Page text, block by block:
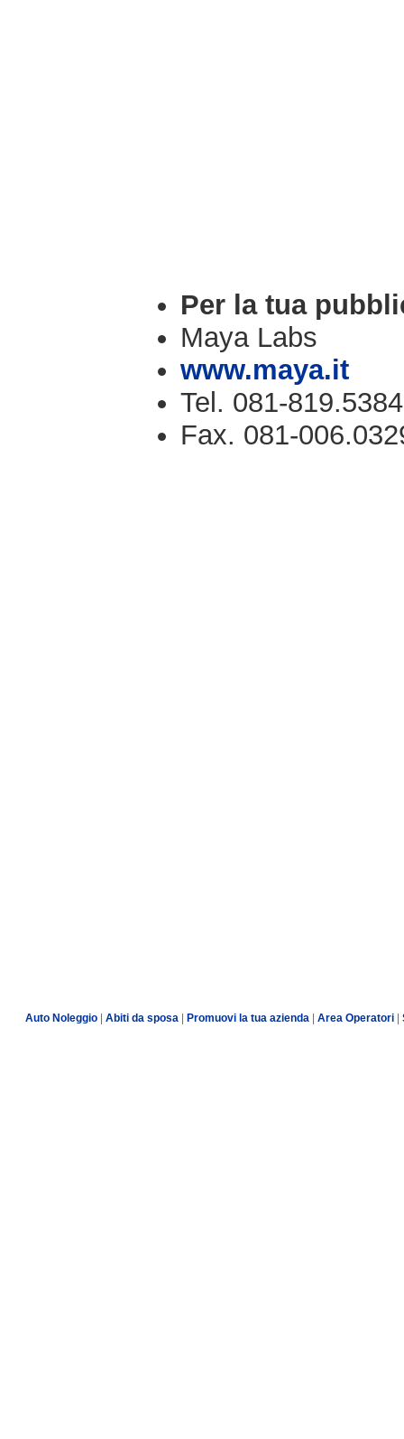
Per la tua
Maya Labs
www.maya.it
Tel. 081-819.5384
Fax. 081-
Auto Noleggio Abiti da sposa Promuovi la tua azienda Area Operatori